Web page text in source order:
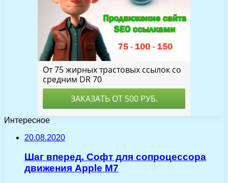
Интересное
20.08.2020
Шаг вперед. Софт для сопроцессора
движения Apple M7